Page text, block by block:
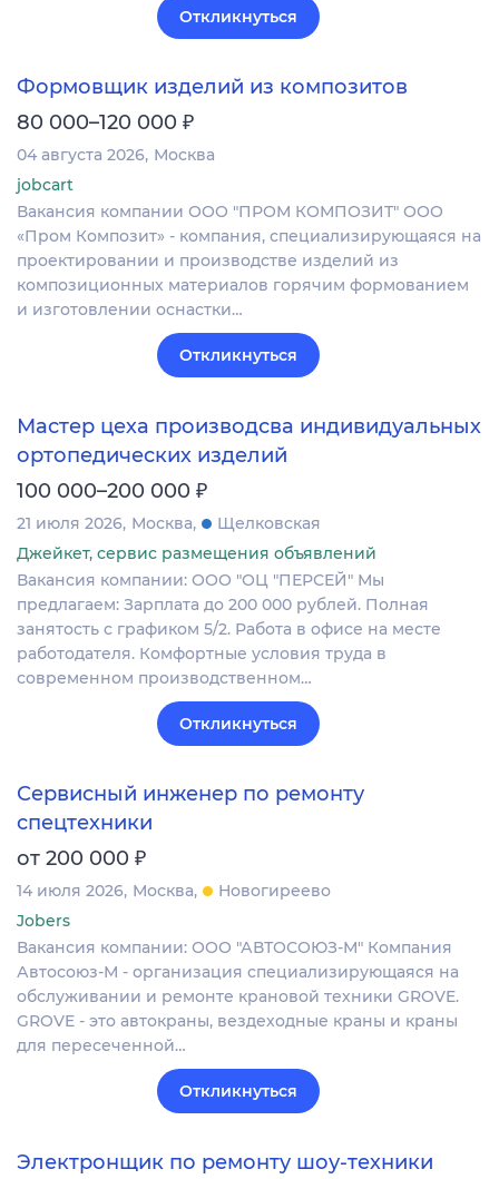
Откликнуться
Формовщик изделий из композитов
80 000–120 000 ₽
04 августа 2026 Москва
jobcart
Вакансия компании ООО "ПРОМ КОМПОЗИТ" ООО
«Пром Композит» - компания, специализирующаяся на
проектировании и производстве изделий из
композиционных материалов горячим формованием
и изготовлении оснастки…
Откликнуться
Мастер цеха производсва индивидуальных
ортопедических изделий
100 000–200 000 ₽
21 июля 2026 Москва
Щелковская
Джейкет, сервис размещения объявлений
Вакансия компании: ООО "ОЦ "ПЕРСЕЙ" Мы
предлагаем: Зарплата до 200 000 рублей. Полная
занятость с графиком 5/2. Работа в офисе на месте
работодателя. Комфортные условия труда в
современном производственном…
Откликнуться
Сервисный инженер по ремонту
спецтехники
от 200 000 ₽
14 июля 2026 Москва
Новогиреево
Jobers
Вакансия компании: ООО "АВТОСОЮЗ-М" Компания
Автосоюз-М - организация специализирующаяся на
обслуживании и ремонте крановой техники GROVE.
GROVE - это автокраны, вездеходные краны и краны
для пересеченной…
Откликнуться
Электронщик по ремонту шоу-техники